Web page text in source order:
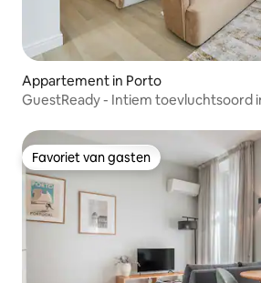
Appartement in Porto
GuestReady - Intiem toevluchtsoord
Favoriet van gasten
Favoriet van gasten